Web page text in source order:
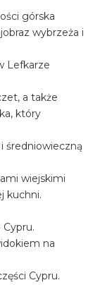
górska
wybrzeża i
Lefkarze
a także
który
średniowieczną
wiejskimi
kuchni.
na
Cypru.